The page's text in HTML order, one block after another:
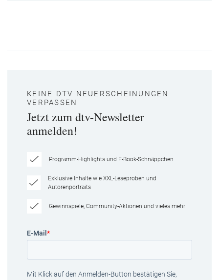
KEINE DTV NEUERSCHEINUNGEN
VERPASSEN
Jetzt zum dtv-Newsletter
anmelden!
Programm-Highlights und E-Book-Schnäppchen
Exklusive Inhalte wie XXL-Leseproben und
Autorenportraits
Gewinnspiele, Community-Aktionen und vieles mehr
E-Mail *
Mit Klick auf den Anmelden-Button bestätigen Sie,